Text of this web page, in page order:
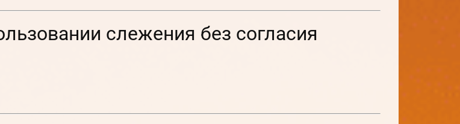
слежения без согласия